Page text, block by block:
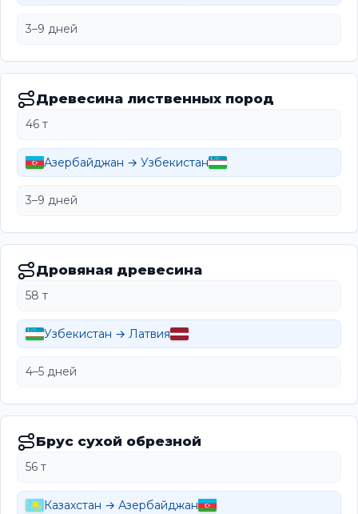
3–9 дней
Древесина лиственных пород
46 т
Азербайджан → Узбекистан
3–9 дней
Дровяная древесина
58 т
Узбекистан → Латвия
4–5 дней
Брус сухой обрезной
56 т
Казахстан → Азербайджан